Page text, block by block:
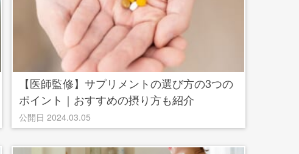
【医師監修】サプリメントの選び方の3つの
ポイント｜おすすめの摂り方も紹介
公開日 2024.03.05